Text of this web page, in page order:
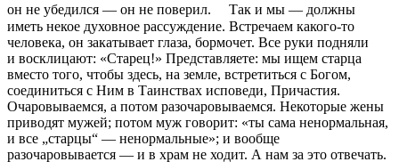
он не убедился — он не поверил. Так и мы — должны
иметь некое духовное рассуждение. Встречаем какого-то
человека, он закатывает глаза, бормочет. Все руки подняли
и восклицают: «Старец!» Представляете: мы ищем старца
вместо того, чтобы здесь, на земле, встретиться с Богом,
соединиться с Ним в Таинствах исповеди, Причастия.
Очаровываемся, а потом разочаровываемся. Некоторые жены
приводят мужей; потом муж говорит: «ты сама ненормальная,
и все „старцы“ — ненормальные»; и вообще
разочаровывается — и в храм не ходит. А нам за это отвечать.